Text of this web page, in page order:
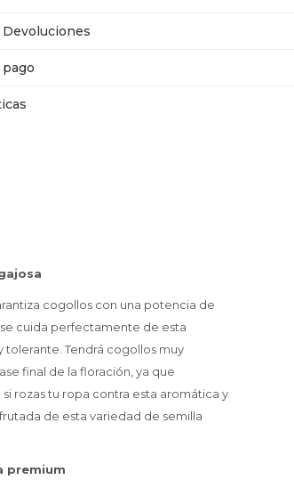
cogollos con una potencia de
se cuida perfectamente de esta
Tendrá cogollos muy
final de la floración, ya que
rozas tu ropa contra esta aromática y
de esta variedad de semilla
premium